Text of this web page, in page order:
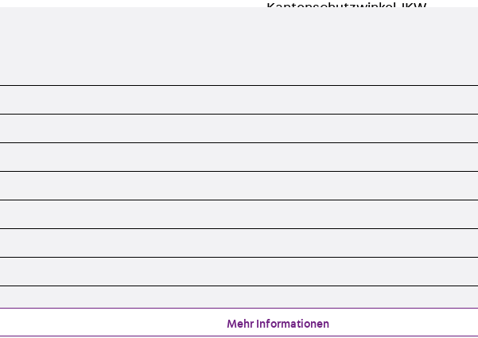
Kantenschutzwinkel JKW
Durchstanzbewehrung JDA
Zurück Querkraftbewehrung
FERBOX®
Anschlussabdichtung
GFK-Bewehrung
Mehr Informationen